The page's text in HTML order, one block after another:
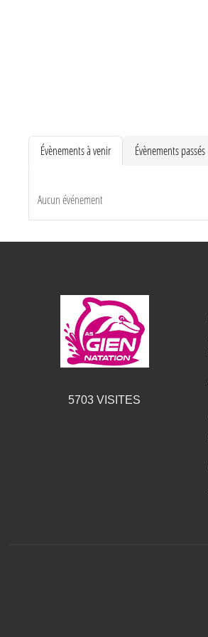
Évènements à venir Évènements passés
Aucun événement
5703 VISITES